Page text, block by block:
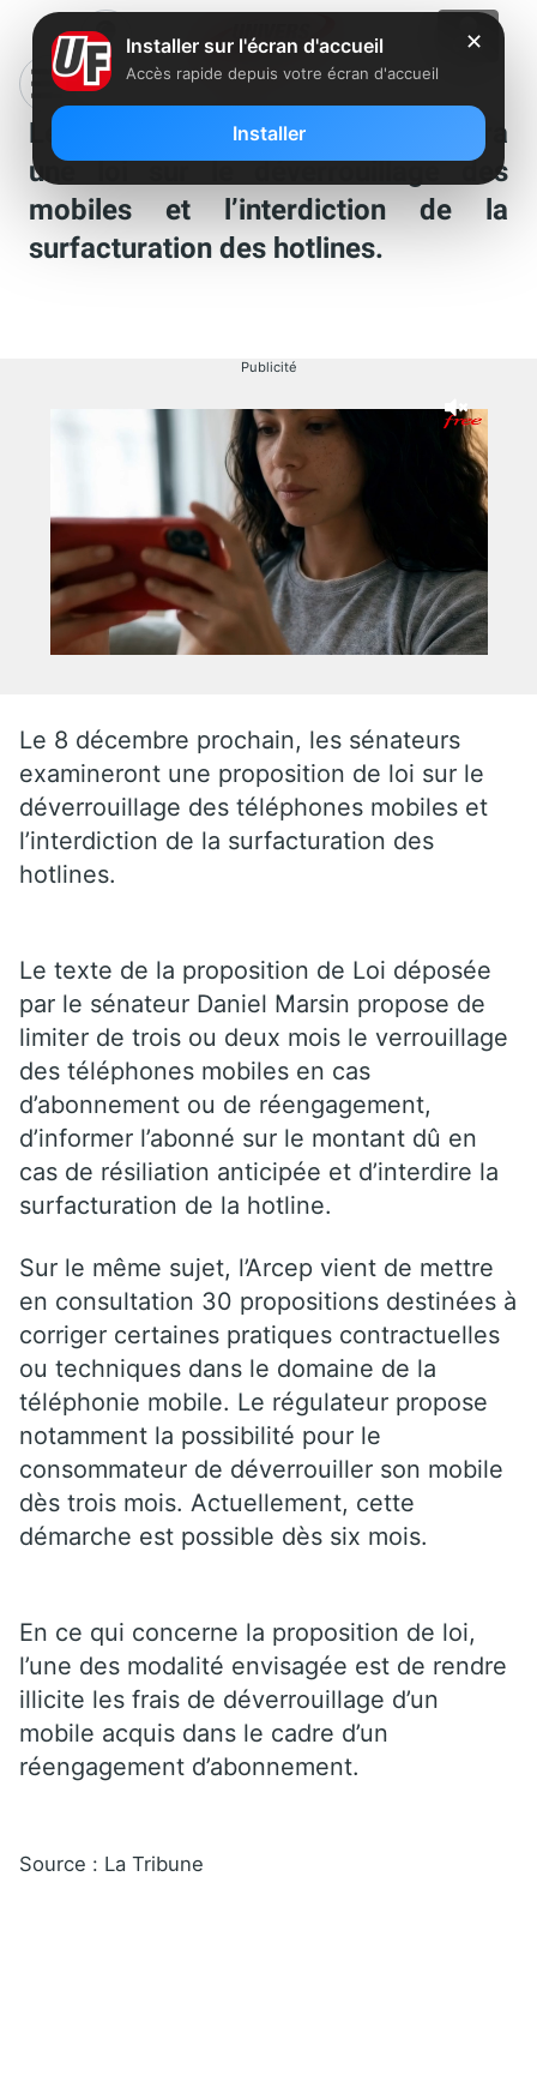
Le sénateur Daniel Marsin proposera
une loi sur le déverrouillage des
mobiles et l’interdiction de la
surfacturation des hotlines.
Publicité
Le 8 décembre prochain, les sénateurs
examineront une proposition de loi sur le
déverrouillage des téléphones mobiles et
l’interdiction de la surfacturation des
hotlines.
Le texte de la proposition de Loi déposée
par le sénateur Daniel Marsin propose de
limiter de trois ou deux mois le verrouillage
des téléphones mobiles en cas
d’abonnement ou de réengagement,
d’informer l’abonné sur le montant dû en
cas de résiliation anticipée et d’interdire la
surfacturation de la hotline.
Sur le même sujet, l’Arcep vient de mettre
en consultation 30 propositions destinées à
corriger certaines pratiques contractuelles
ou techniques dans le domaine de la
téléphonie mobile. Le régulateur propose
notamment la possibilité pour le
consommateur de déverrouiller son mobile
dès trois mois. Actuellement, cette
démarche est possible dès six mois.
En ce qui concerne la proposition de loi,
l’une des modalité envisagée est de rendre
illicite les frais de déverrouillage d’un
mobile acquis dans le cadre d’un
réengagement d’abonnement.
Source : La Tribune
✕
Installer sur l'écran d'accueil
Accès rapide depuis votre écran d'accueil
Installer